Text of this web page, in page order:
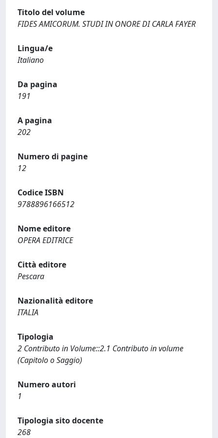
Titolo del volume
FIDES AMICORUM. STUDI IN ONORE DI CARLA FAYER
Lingua/e
Italiano
Da pagina
191
A pagina
202
Numero di pagine
12
Codice ISBN
9788896166512
Nome editore
OPERA EDITRICE
Città editore
Pescara
Nazionalità editore
ITALIA
Tipologia
2 Contributo in Volume::2.1 Contributo in volume
(Capitolo o Saggio)
Numero autori
1
Tipologia sito docente
268